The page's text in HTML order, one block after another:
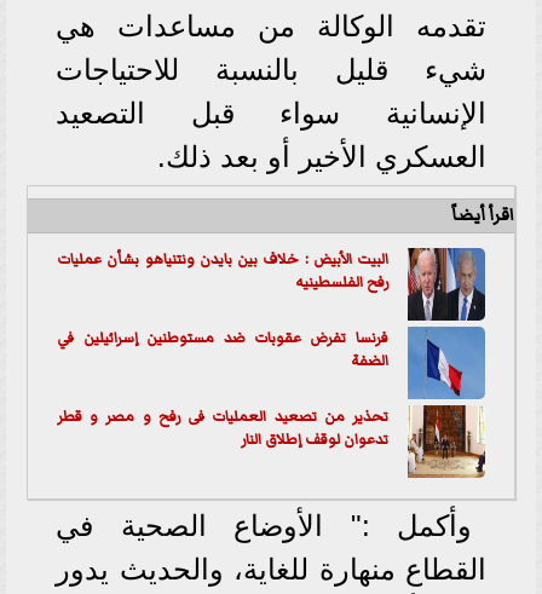
تقدمه الوكالة من مساعدات هي
شيء قليل بالنسبة للاحتياجات
الإنسانية سواء قبل التصعيد
العسكري الأخير أو بعد ذلك.
اقرأ أيضاً
البيت الأبيض : خلاف بين بايدن ونتنياهو بشأن عمليات
رفح الفلسطينيه
فرنسا تفرض عقوبات ضد مستوطنين إسرائيلين في
الضفة
تحذير من تصعيد العمليات فى رفح و مصر و قطر
تدعوان لوقف إطلاق النار
وأكمل :" الأوضاع الصحية في
القطاع منهارة للغاية، والحديث يدور